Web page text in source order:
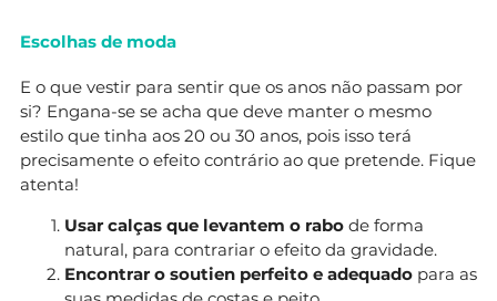
Escolhas de moda
E o que vestir para sentir que os anos não passam por
si? Engana-se se acha que deve manter o mesmo
estilo que tinha aos 20 ou 30 anos, pois isso terá
precisamente o efeito contrário ao que pretende. Fique
atenta!
Usar calças que levantem o rabo de forma
natural, para contrariar o efeito da gravidade.
Encontrar o soutien perfeito e adequado para as